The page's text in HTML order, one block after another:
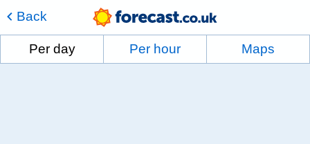
Back
Per day Per hour Maps